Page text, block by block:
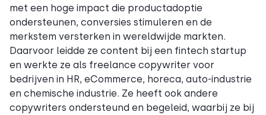
met een hoge impact die productadoptie
ondersteunen, conversies stimuleren en de
merkstem versterken in wereldwijde markten.
Daarvoor leidde ze content bij een fintech startup
en werkte ze als freelance copywriter voor
bedrijven in HR, eCommerce, horeca, auto-industrie
en chemische industrie. Ze heeft ook andere
copywriters ondersteund en begeleid, waarbij ze bij